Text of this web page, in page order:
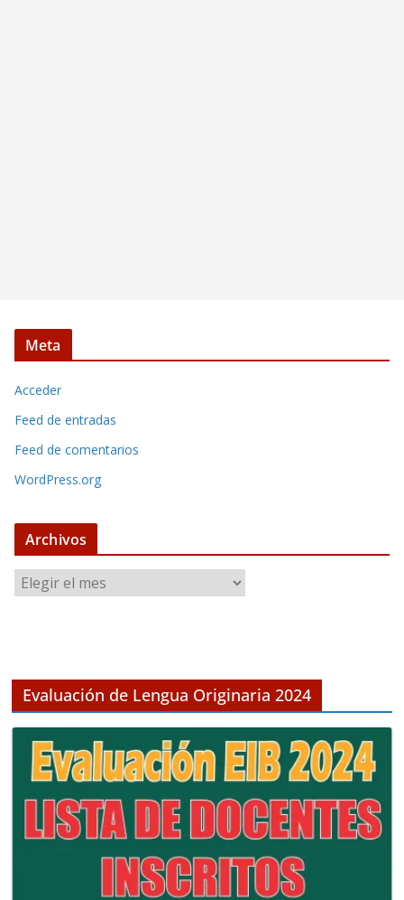
Meta
Acceder
Feed de entradas
Feed de comentarios
WordPress.org
Archivos
r
o
Evaluación de Lengua Originaria 2024